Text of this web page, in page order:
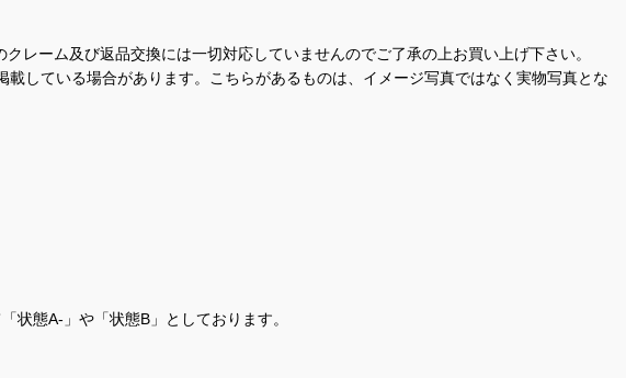
レーム及び返品交換には一切対応していませんのでご了承の上お買い上げ下さい。
している場合があります。こちらがあるものは、イメージ写真ではなく実物写真とな
状態A-」や「状態B」としております。